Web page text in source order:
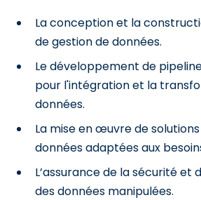
La conception et la
de gestion de données.
Le développement de
pour l'intégration et la
données.
La mise en œuvre de
données adaptées aux
L’assurance de la sécurité et
des données manipulées.